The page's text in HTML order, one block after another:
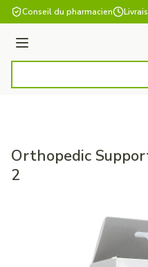
Aller au contenu
Conseil du pharmacien
Menu
Orthopedic
2